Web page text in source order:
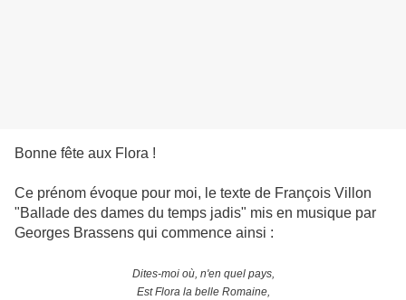
Bonne fête aux Flora !
Ce prénom évoque pour moi, le texte de François Villon
"Ballade des dames du temps jadis" mis en musique par
Georges Brassens qui commence ainsi :
Dites-moi où, n'en quel pays,
Est Flora la belle Romaine,